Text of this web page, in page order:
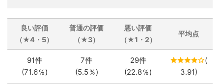
良い評価
（★4・5）
普通の評価
（★3）
悪い評価
（★1・2）
平均点
91件
(71.6％)
7件
(5.5％)
29件
(22.8％)
(
3.91)